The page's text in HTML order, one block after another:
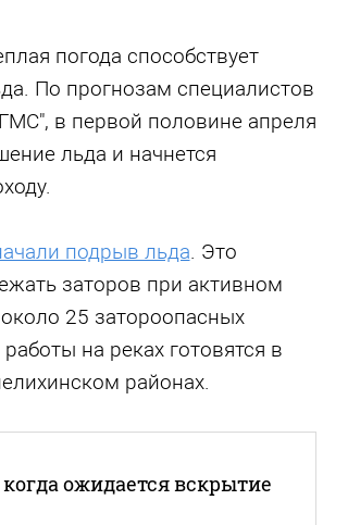
погода способствует
По прогнозам специалистов
в первой половине апреля
льда и начнется
подрыв льда. Это
заторов при активном
25 затороопасных
на реках готовятся в
районах.
ожидается вскрытие